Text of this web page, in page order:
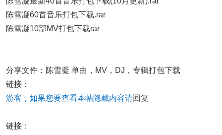
陈雪凝60首音乐打包下载.rar
陈雪凝10部MV打包下载rar
分享文件：陈雪凝 单曲，MV，DJ，专辑打包下载
链接：
游客，如果您要查看本帖隐藏内容请回复
链接：